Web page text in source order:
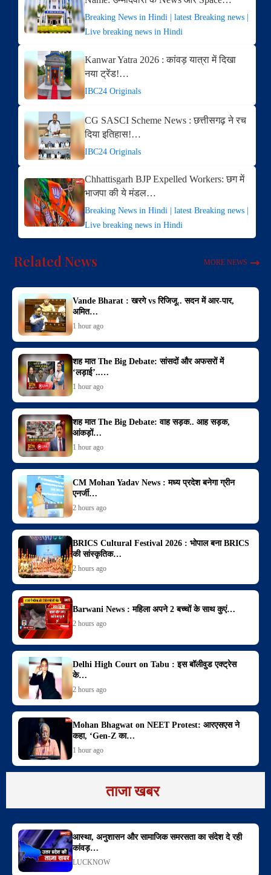
Breaking News in Hindi | latest Breaking news |
Live breaking news in Hindi
Kanwar Yatra 2026 : कांवड़ यात्रा में दिखा
नया ट्रेंड!…
IBC24 Originals
CG SASCI Scheme News : छत्तीसगढ़ ने रच
दिया इतिहास!…
IBC24 Originals
Chhattisgarh BJP Expelled Workers: छग में
भाजपा की ये मंडल…
Breaking News in Hindi | latest Breaking news |
Live breaking news in Hindi
Related News MORE NEWS
Vande Bharat : खरगे vs रिजिजू.. सदन में आर-पार,
अमित…
1 hour ago
शह मात The Big Debate: सांसदों और अफसरों में
‘लड़ाई’..…
1 hour ago
शह मात The Big Debate: वाह सड़क.. आह सड़क,
आंकड़ों…
1 hour ago
CM Mohan Yadav News : मध्य प्रदेश बनेगा ग्रीन
एनर्जी…
2 hours ago
BRICS Cultural Festival 2026 : भोपाल बना BRICS
की सांस्कृतिक…
2 hours ago
Barwani News : महिला अपने 2 बच्चों के साथ कुएं…
2 hours ago
Delhi High Court on Tabu : इस बॉलीवुड एक्ट्रेस
के…
2 hours ago
Mohan Bhagwat on NEET Protest: आरएसएस ने
कहा, ‘Gen-Z का…
1 hour ago
ताजा खबर
आस्था, अनुशासन और सामाजिक समरसता का संदेश दे रही
कांवड़…
LUCKNOW